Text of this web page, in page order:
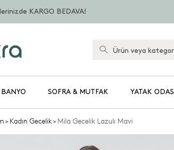
KARGO BEDAVA!
BANYO SOFRA & MUTFAK YATAK ODASI
>Kadın Gecelik>Mila Gecelik Lazulı Mavi